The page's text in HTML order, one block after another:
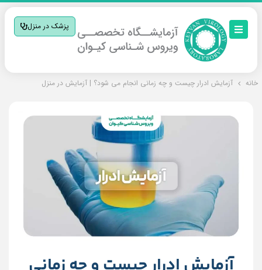
پزشک در منزل
خانه آزمایش ادرار چیست و چه زمانی انجام می شود؟ | آزمایش در منزل